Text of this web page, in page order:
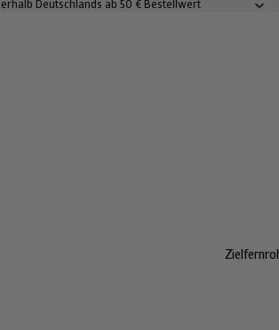
Deutschlands ab 50 € Bestellwert